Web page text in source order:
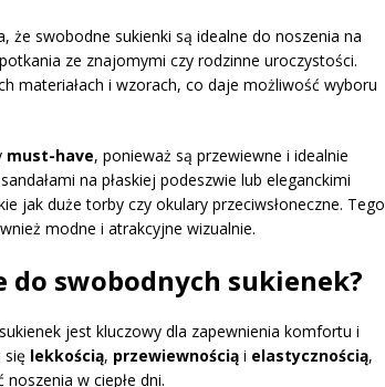
że swobodne sukienki są idealne do noszenia na
ze znajomymi czy rodzinne uroczystości.
materiałach i wzorach, co daje możliwość wyboru
must-have, ponieważ są przewiewne i idealnie
na płaskiej podeszwie lub eleganckimi
jak duże torby czy okulary przeciwsłoneczne. Tego
modne i atrakcyjne wizualnie.
do swobodnych sukienek?
jest kluczowy dla zapewnienia komfortu i
się lekkością, przewiewnością i elastycznością,
w ciepłe dni.